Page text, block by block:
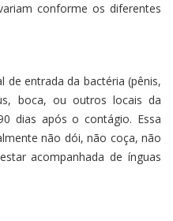
conforme os diferentes
de entrada da bactéria (pênis,
boca, ou outros locais da
dias após o contágio. Essa
não dói, não coça, não
acompanhada de ínguas